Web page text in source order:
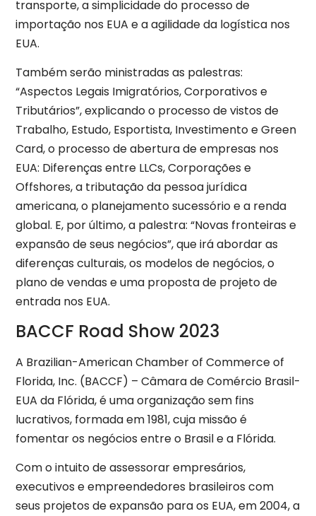
transporte, a simplicidade do processo de
importação nos EUA e a agilidade da logística nos
EUA.
Também serão ministradas as palestras:
“Aspectos Legais Imigratórios, Corporativos e
Tributários”, explicando o processo de vistos de
Trabalho, Estudo, Esportista, Investimento e Green
Card, o processo de abertura de empresas nos
EUA: Diferenças entre LLCs, Corporações e
Offshores, a tributação da pessoa jurídica
americana, o planejamento sucessório e a renda
global. E, por último, a palestra: “Novas fronteiras e
expansão de seus negócios”, que irá abordar as
diferenças culturais, os modelos de negócios, o
plano de vendas e uma proposta de projeto de
entrada nos EUA.
BACCF Road Show 2023
A Brazilian-American Chamber of Commerce of
Florida, Inc. (BACCF) – Câmara de Comércio Brasil-
EUA da Flórida, é uma organização sem fins
lucrativos, formada em 1981, cuja missão é
fomentar os negócios entre o Brasil e a Flórida.
Com o intuito de assessorar empresários,
executivos e empreendedores brasileiros com
seus projetos de expansão para os EUA, em 2004, a